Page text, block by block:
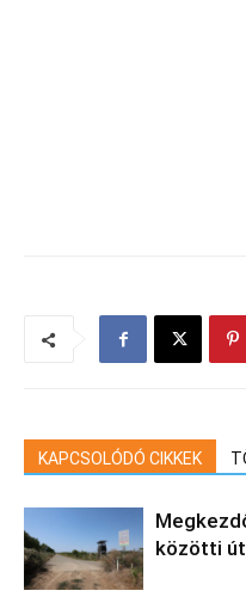
KAPCSOLÓDÓ CIKKEK
közötti